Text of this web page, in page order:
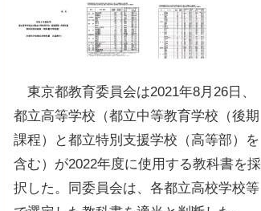
東京都教育委員会は2021年8月26日、
都立高等学校（都立中等教育学校（後期
課程）と都立特別支援学校（高等部）を
含む）が2022年度に使用する教科書を採
択した。同委員会は、各都立高校学校等